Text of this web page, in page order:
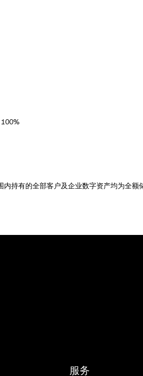
持有的全部客户及企业数字资产均为全
服务